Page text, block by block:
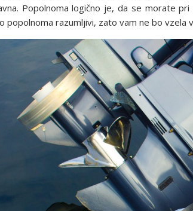
Popolnoma logično je, da se morate
popolnoma razumljivi, zato vam ne bo vzela